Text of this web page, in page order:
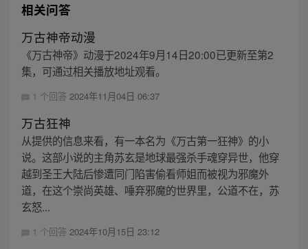
相关问答
万古神帝动漫
《万古神帝》动漫于2024年9月14日20:00已更新至第2
集，可通过相关播放地址观看。
1 个回答 2024年11月04日 06:37
万古狂神
从提供的信息来看，有一本名为《万古第一狂神》的小
说。这部小说的主角苏玄是地球最强杀手魂穿异世，他穿
越到圣王大陆后惨遭同门陷害偷看师姐而被视为邪魔外
道，在这个崇尚英雄、唾弃邪魔的世界里，公道不在，苏
玄怒...
1 个回答 2024年10月15日 23:12